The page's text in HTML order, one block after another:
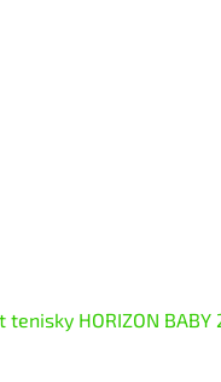
tenisky HORIZON